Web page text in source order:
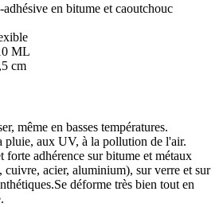
en bitume et caoutchouc
ML
cm
même en basses températures.
pluie, aux UV, à la pollution de l'air.
forte adhérence sur bitume et métaux
cuivre, acier, aluminium), sur verre et sur
déforme très bien tout en